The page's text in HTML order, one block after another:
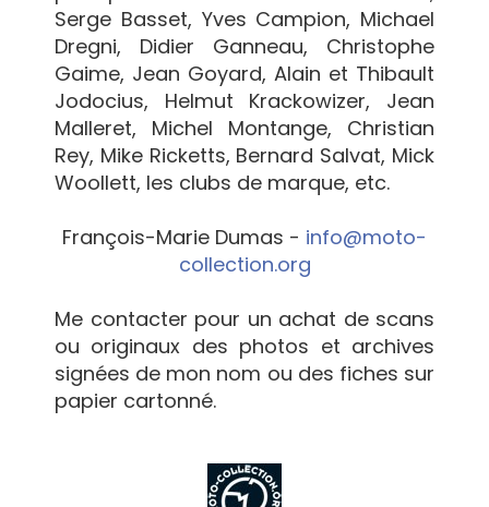
Serge Basset, Yves Campion, Michael
Dregni, Didier Ganneau, Christophe
Gaime, Jean Goyard, Alain et Thibault
Jodocius, Helmut Krackowizer, Jean
Malleret, Michel Montange, Christian
Rey, Mike Ricketts, Bernard Salvat, Mick
Woollett, les clubs de marque, etc.
François-Marie Dumas - info@moto-
collection.org
Me contacter pour un achat de scans
ou originaux des photos et archives
signées de mon nom ou des fiches sur
papier cartonné.